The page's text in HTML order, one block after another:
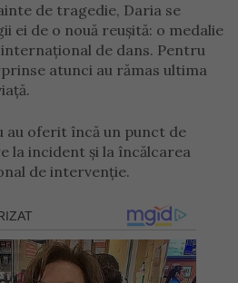
de tragedie, Daria se
ei de o nouă reușită: o medalie
de dans. Pentru
atunci au rămas ultima
oferit încă un punct de
la incident și la încălcarea
de intervenție.